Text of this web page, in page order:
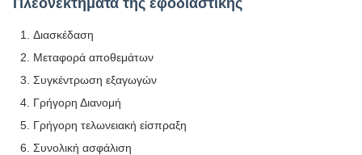
Διασκέδαση
Μεταφορά αποθεμάτων
Συγκέντρωση εξαγωγών
Γρήγορη Διανομή
Γρήγορη τελωνειακή είσπραξη
Συνολική ασφάλιση